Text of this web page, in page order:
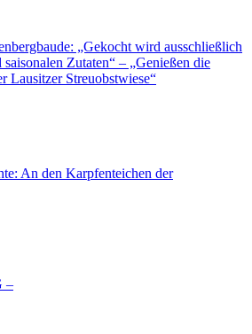
„Gekocht wird ausschließlich
Zutaten“ – „Genießen die
Lausitzer Streuobstwiese“
An den Karpfenteichen der
–